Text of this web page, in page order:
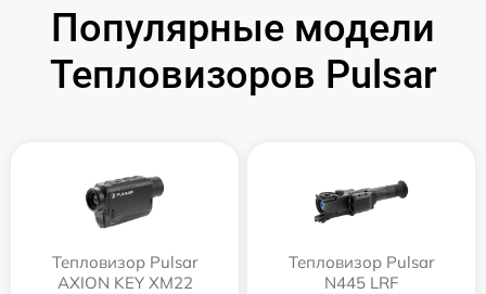
Популярные модели
Тепловизоров Pulsar
Тепловизор Pulsar
AXION KEY XM22
Тепловизор Pulsar
N445 LRF